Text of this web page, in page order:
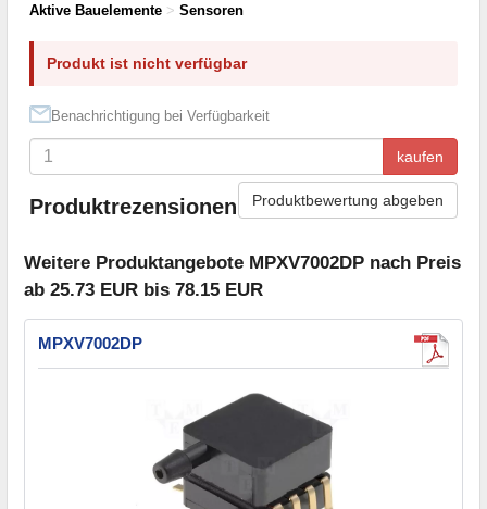
Aktive Bauelemente > Sensoren
Produkt ist nicht verfügbar
Benachrichtigung bei Verfügbarkeit
kaufen
Produktrezensionen Produktbewertung abgeben
Weitere Produktangebote MPXV7002DP nach Preis
ab 25.73 EUR bis 78.15 EUR
MPXV7002DP